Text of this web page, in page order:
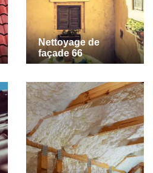
Nettoyage de
façade 66